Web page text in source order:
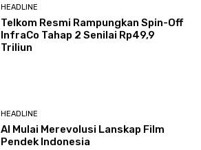
HEADLINE
Telkom Resmi Rampungkan Spin-Off
InfraCo Tahap 2 Senilai Rp49,9
Triliun
HEADLINE
AI Mulai Merevolusi Lanskap Film
Pendek Indonesia